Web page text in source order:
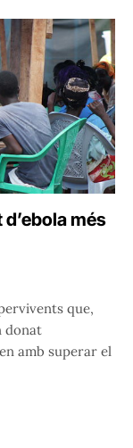
més
que,
donat
amb superar el